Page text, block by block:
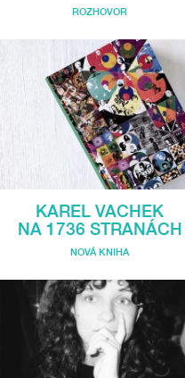
ROZHOVOR
KAREL VACHEK
NA 1736 STRANÁCH
NOVÁ KNIHA